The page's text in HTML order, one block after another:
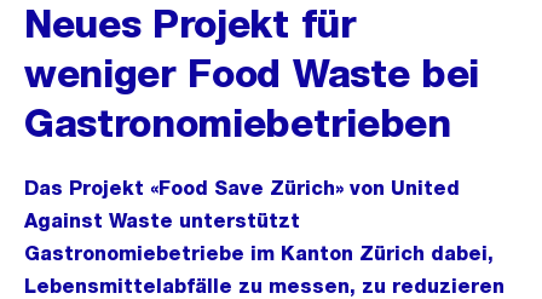
Neues Projekt für
weniger Food Waste bei
Gastronomiebetrieben
Das Projekt «Food Save Zürich» von United
Against Waste unterstützt
Gastronomiebetriebe im Kanton Zürich dabei,
Lebensmittelabfälle zu messen, zu reduzieren